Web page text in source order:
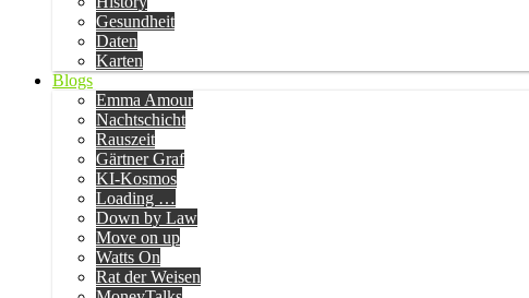
Gesundheit
Daten
Karten
Blogs
Emma Amour
Nachtschicht
Rauszeit
Gärtner Graf
KI-Kosmos
Loading …
Down by Law
Move on up
Watts On
Rat der Weisen